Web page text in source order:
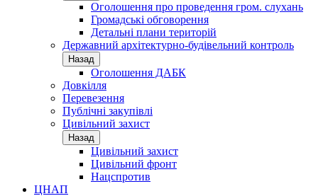
Оголошення про проведення гром. слухань
Громадські обговорення
Детальні плани територій
Державний архітектурно-будівельний контроль
Назад
Оголошення ДАБК
Довкілля
Перевезення
Публічні закупівлі
Цивільний захист
Назад
Цивільний захист
Цивільний фронт
Нацспротив
ЦНАП